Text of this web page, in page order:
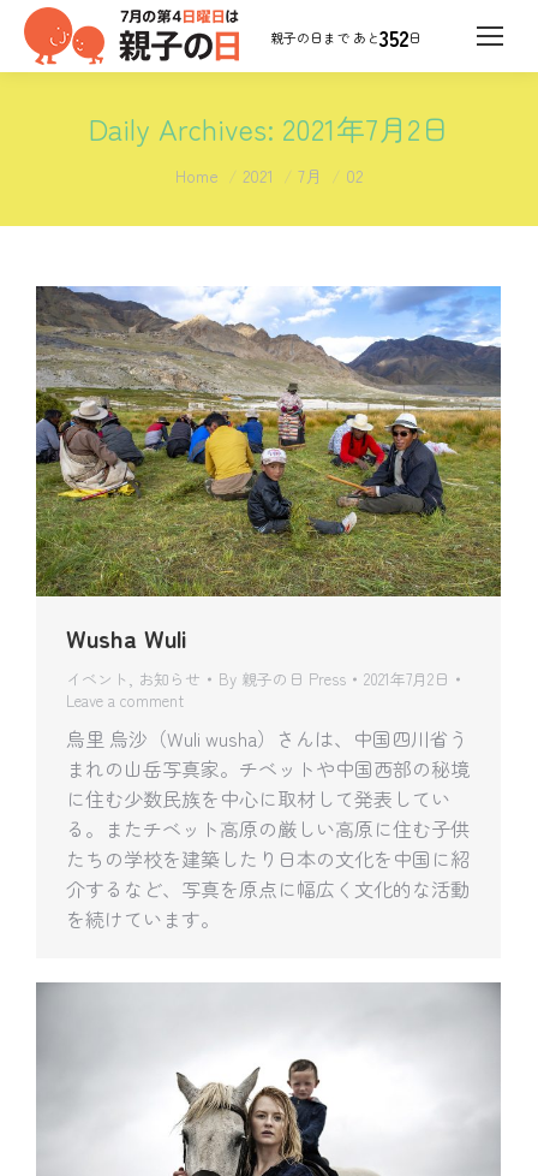
352日
Daily Archives: 2021年7月2日
You are here:
Home 2021 7月 02
Wusha Wuli
イベント お知らせ By 親子の日 Press
2021年7月2日
Leave a comment
烏里 烏沙（Wuli wusha）さんは、中国四川省う
まれの山岳写真家。チベットや中国西部の秘境
に住む少数民族を中心に取材して発表してい
る。またチベット高原の厳しい高原に住む子供
たちの学校を建築したり日本の文化を中国に紹
介するなど、写真を原点に幅広く文化的な活動
を続けています。